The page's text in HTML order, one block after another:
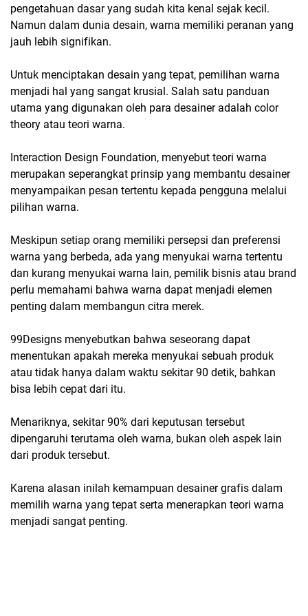
pengetahuan dasar yang sudah kita kenal sejak kecil.
Namun dalam dunia desain, warna memiliki peranan yang
jauh lebih signifikan.
Untuk menciptakan desain yang tepat, pemilihan warna
menjadi hal yang sangat krusial. Salah satu panduan
utama yang digunakan oleh para desainer adalah color
theory atau teori warna.
Interaction Design Foundation, menyebut teori warna
merupakan seperangkat prinsip yang membantu desainer
menyampaikan pesan tertentu kepada pengguna melalui
pilihan warna.
Meskipun setiap orang memiliki persepsi dan preferensi
warna yang berbeda, ada yang menyukai warna tertentu
dan kurang menyukai warna lain, pemilik bisnis atau brand
perlu memahami bahwa warna dapat menjadi elemen
penting dalam membangun citra merek.
99Designs menyebutkan bahwa seseorang dapat
menentukan apakah mereka menyukai sebuah produk
atau tidak hanya dalam waktu sekitar 90 detik, bahkan
bisa lebih cepat dari itu.
Menariknya, sekitar 90% dari keputusan tersebut
dipengaruhi terutama oleh warna, bukan oleh aspek lain
dari produk tersebut.
Karena alasan inilah kemampuan desainer grafis dalam
memilih warna yang tepat serta menerapkan teori warna
menjadi sangat penting.